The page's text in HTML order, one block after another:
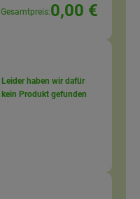
Gesamtpreis:0,00 €
Leider haben wir dafür
kein Produkt gefunden